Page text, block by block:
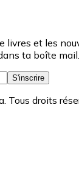
livres et les
ta boîte mail.
S'inscrire
Tous droits